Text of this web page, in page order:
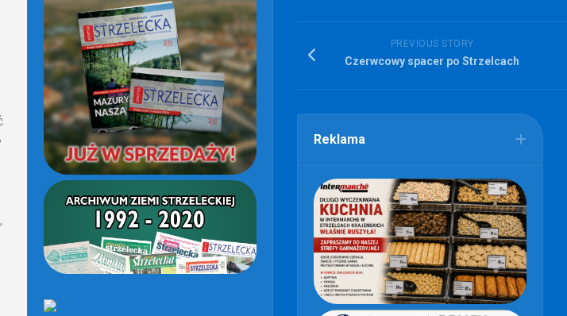
PREVIOUS STORY
Czerwcowy spacer po Strzelcach
Reklama